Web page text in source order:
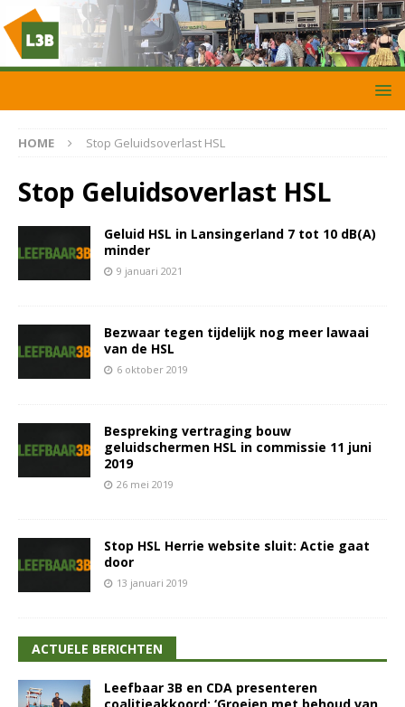
HOME Stop Geluidsoverlast HSL
Stop Geluidsoverlast HSL
Geluid HSL in Lansingerland 7 tot 10 dB(A)
minder
9 januari 2021
Bezwaar tegen tijdelijk nog meer lawaai
van de HSL
6 oktober 2019
Bespreking vertraging bouw
geluidschermen HSL in commissie 11 juni
2019
26 mei 2019
Stop HSL Herrie website sluit: Actie gaat
door
13 januari 2019
ACTUELE BERICHTEN
Leefbaar 3B en CDA presenteren